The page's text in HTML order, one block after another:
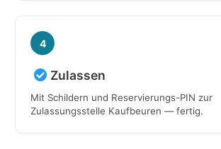
4
Zulassen
Mit Schildern und Reservierungs-PIN zur
Zulassungsstelle Kaufbeuren — fertig.